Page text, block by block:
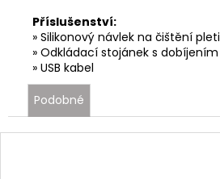
Příslušenství:
» Silikonový návlek na čištění pleti
» Odkládací stojánek s dobíjením
» USB kabel
Podobné